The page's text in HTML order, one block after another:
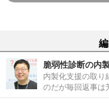
脆弱性診断の内
内製化支援の取り
のだが毎回返事は